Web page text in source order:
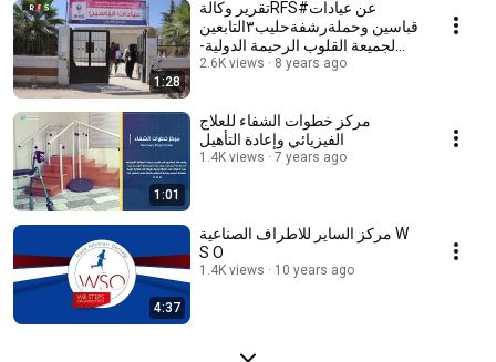
1:28
تقرير وكالةRFS#عن عيادات
قباسين وحملةرشفةحليب٣التابعين
لجميعة القلوب الرحيمة الدولية-
ريف حلب الشرقي
2.6K views 8 years ago
1:01
مركز خطوات الشفاء للعلاج
الفيزيائي وإعادة التأهيل
1.4K views 7 years ago
4:37
مركز الساير للاطراف الصناعية W
S O
1.4K views 10 years ago